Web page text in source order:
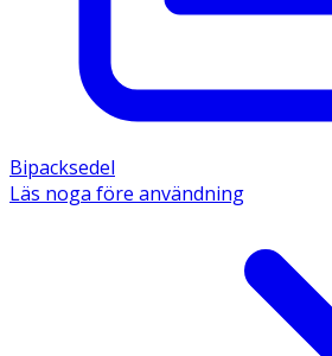
Bipacksedel
Läs noga före användning